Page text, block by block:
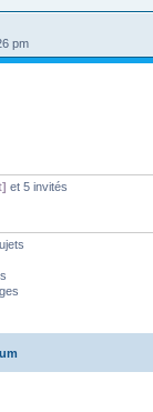
pm
et 5 invités